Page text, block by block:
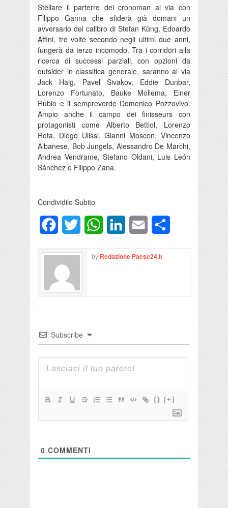
Stellare il parterre dei cronoman al via con
Filippo Ganna che sfiderà già domani un
avversario del calibro di Stefan Küng. Edoardo
Affini, tre volte secondo negli ultimi due anni,
fungerà da terzo incomodo. Tra i corridori alla
ricerca di successi parziali, con opzioni da
outsider in classifica generale, saranno al via
Jack Haig, Pavel Sivakov, Eddie Dunbar,
Lorenzo Fortunato, Bauke Mollema, Einer
Rubio e il sempreverde Domenico Pozzovivo.
Ampio anche il campo dei finisseurs con
protagonisti come Alberto Bettiol, Lorenzo
Rota, Diego Ulissi, Gianni Moscon, Vincenzo
Albanese, Bob Jungels, Alessandro De Marchi,
Andrea Vendrame, Stefano Oldani, Luis León
Sánchez e Filippo Zana.
Condividilo Subito
FacebookTwitter WhatsAppLinkedInEmail
by Redazione Paese24.it
Subscribe
{} [+]
0 COMMENTI